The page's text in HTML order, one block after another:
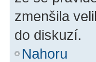
zmenšila
do diskuzí.
Nahoru